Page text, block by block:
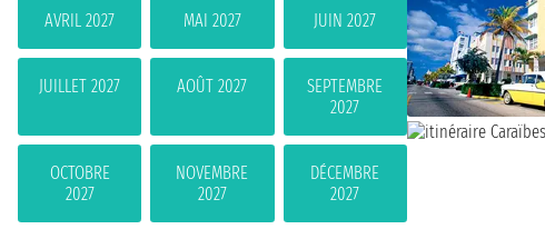
AVRIL 2027 MAI 2027 JUIN 2027
JUILLET 2027 AOÛT 2027
SEPTEMBRE
2027
OCTOBRE
2027
NOVEMBRE
2027
DÉCEMBRE
2027